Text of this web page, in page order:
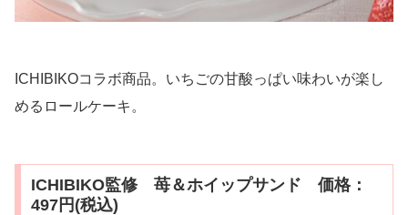
ICHIBIKOコラボ商品。いちごの甘酸っぱい味わいが楽し
めるロールケーキ。
ICHIBIKO監修 苺＆ホイップサンド 価格：
497円(税込)